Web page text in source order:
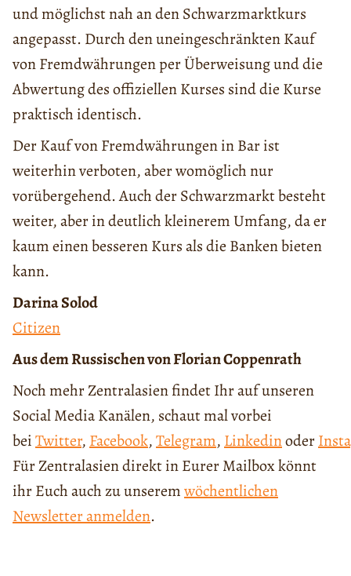
und möglichst nah an den Schwarzmarktkurs
angepasst. Durch den uneingeschränkten Kauf
von Fremdwährungen per Überweisung und die
Abwertung des offiziellen Kurses sind die Kurse
praktisch identisch.
Der Kauf von Fremdwährungen in Bar ist
weiterhin verboten, aber womöglich nur
vorübergehend. Auch der Schwarzmarkt besteht
weiter, aber in deutlich kleinerem Umfang, da er
kaum einen besseren Kurs als die Banken bieten
kann.
Darina Solod
Citizen
Aus dem Russischen von Florian Coppenrath
Noch mehr Zentralasien findet Ihr auf unseren
Social Media Kanälen, schaut mal vorbei
beiTwitter, Facebook,Telegram, Linkedinoder
Für Zentralasien direkt in Eurer Mailbox könnt
ihr Euch auch zu unseremwöchentlichen
Newsletter anmelden.